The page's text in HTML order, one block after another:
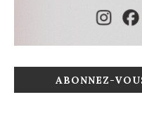
ABONNEZ-